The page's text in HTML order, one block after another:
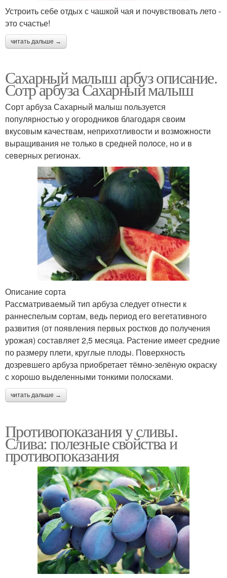
Устроить себе отдых с чашкой чая и почувствовать лето -
это счастье!
читать дальше →
Сахарный малыш арбуз описание.
Сотр арбуза Сахарный малыш
Сорт арбуза Сахарный малыш пользуется
популярностью у огородников благодаря своим
вкусовым качествам, неприхотливости и возможности
выращивания не только в средней полосе, но и в
северных регионах.
Описание сорта
Рассматриваемый тип арбуза следует отнести к
раннеспелым сортам, ведь период его вегетативного
развития (от появления первых ростков до получения
урожая) составляет 2,5 месяца. Растение имеет средние
по размеру плети, круглые плоды. Поверхность
дозревшего арбуза приобретает тёмно-зелёную окраску
с хорошо выделенными тонкими полосками.
читать дальше →
Противопоказания у сливы.
Слива: полезные свойства и
противопоказания